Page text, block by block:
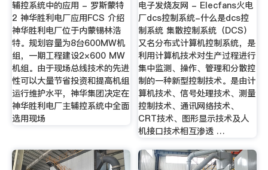
辅控系统中的应用 - 罗斯蒙特
2 神华胜利电厂应用FCS 介绍
神华胜利电厂位于内蒙锡林浩
特。规划容量为8台600MW机
组，一期工程建设2×600 MW
机组。由于现场总线技术的先进
性可以大量节省投资和提高机组
运行维护水平，神华集团决定在
神华胜利电厂主辅控系统中全面
选用现场
电子发烧友网 - Elecfans火电
厂dcs控制系统-什么是dcs控
制系统 集散控制系统（DCS）
又名分布式计算机控制系统，是
利用计算机技术对生产过程进行
集中监测、操作、管理和分散控
制的一种新型控制技术。是由计
算机技术、信号处理技术、测量
控制技术、通讯网络技术、
CRT技术、图形显示技术及人
机接口技术相互渗透 …